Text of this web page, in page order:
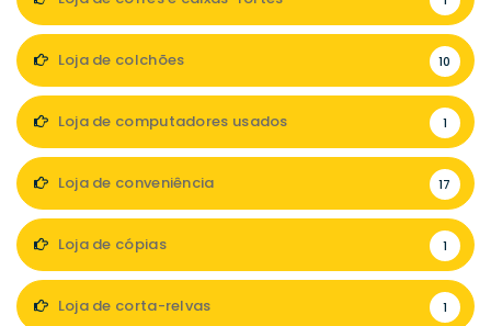
Loja de colchões 10
Loja de computadores usados 1
Loja de conveniência 17
Loja de cópias 1
Loja de corta-relvas 1